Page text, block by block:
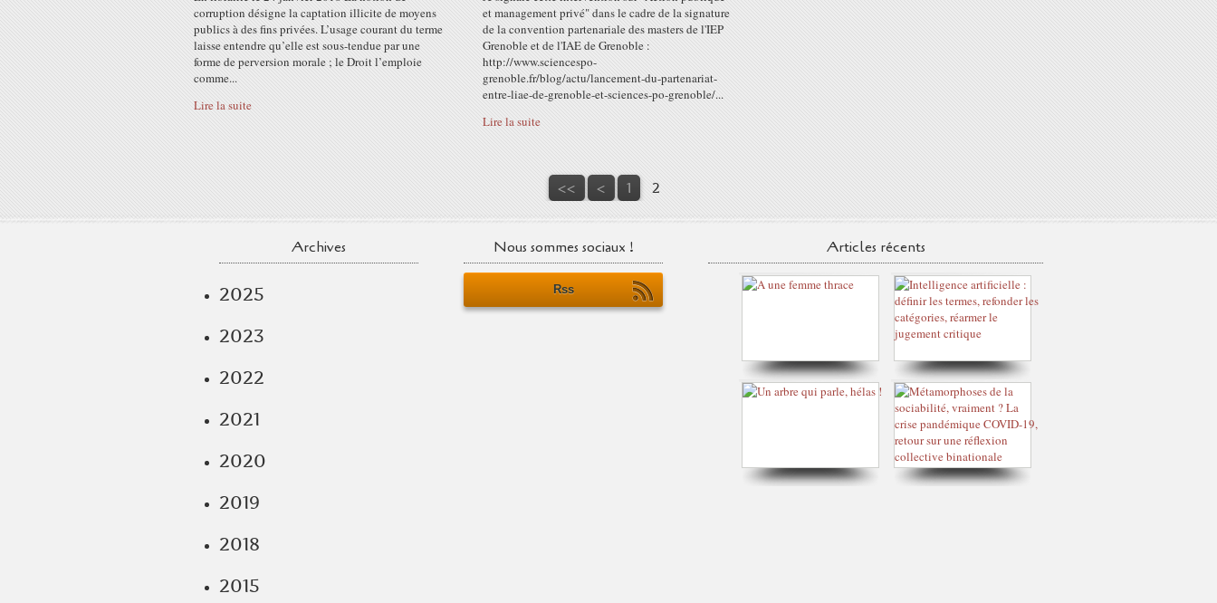
corruption désigne la captation illicite de moyens
publics à des fins privées. L’usage courant du terme
laisse entendre qu’elle est sous-tendue par une
forme de perversion morale ; le Droit l’emploie
comme...
Lire la suite
et management privé" dans le cadre de la signature
de la convention partenariale des masters de l'IEP
Grenoble et de l'IAE de Grenoble :
http://www.sciencespo-
grenoble.fr/blog/actu/lancement-du-partenariat-
entre-liae-de-grenoble-et-sciences-po-grenoble/...
Lire la suite
<< < 1 2
Archives
2025
2023
2022
2021
2020
2019
2018
2015
Nous sommes sociaux !
Rss
Articles récents